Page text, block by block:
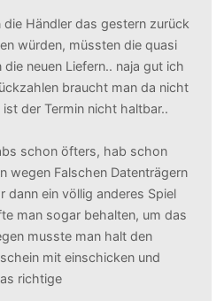
die Händler das gestern zurück
würden, müssten die quasi
neuen Liefern.. naja gut ich
braucht man da nicht
der Termin nicht haltbar..
schon öfters, hab schon
wegen Falschen Datenträgern
dann ein völlig anderes Spiel
man sogar behalten, um das
musste man halt den
mit einschicken und
richtige